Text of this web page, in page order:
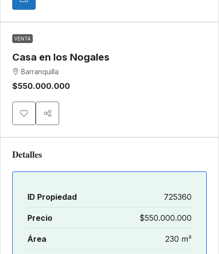
VENTA
Casa en los Nogales
Barranquilla
$550.000.000
Detalles
ID Propiedad 725360
Precio $550.000.000
Área 230 m²